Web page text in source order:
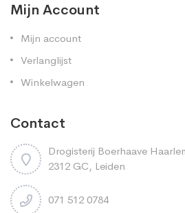
Mijn Account
Mijn account
Verlanglijst
Winkelwagen
Contact
Drogisterij Boerhaave
2312 GC, Leiden
071 512 0784